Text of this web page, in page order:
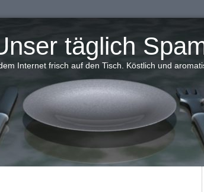
täglich
Internet frisch auf den Tisch. Köstlich und